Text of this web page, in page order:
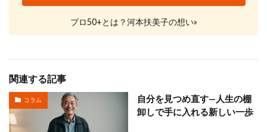
プロ50+とは？河本扶美子の想い»
関連する記事
コラム
自分を見つめ直す—人生の棚
卸しで手に入れる新しい一歩